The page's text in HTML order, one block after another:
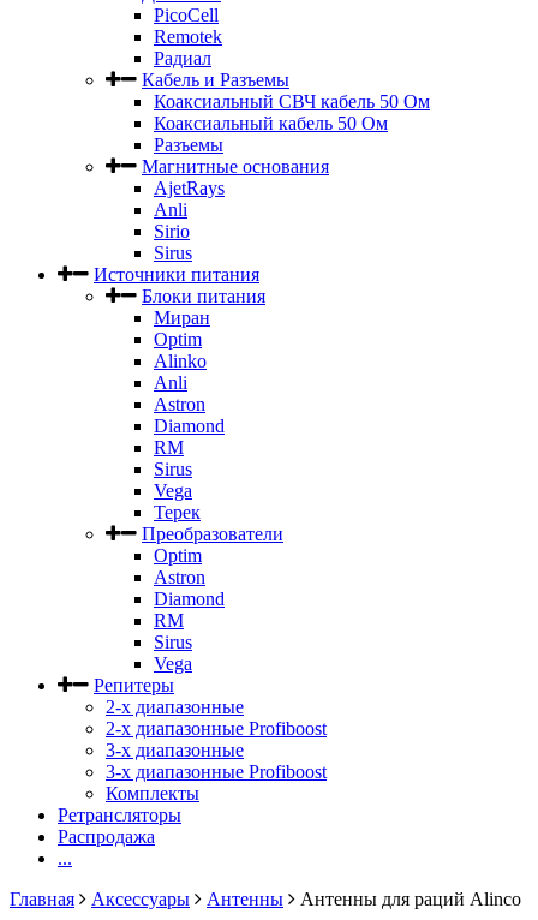
PicoCell
Remotek
Радиал
Кабель и Разъемы
Коаксиальный СВЧ кабель 50 Ом
Коаксиальный кабель 50 Ом
Разъемы
Магнитные основания
AjetRays
Anli
Sirio
Sirus
Источники питания
Блоки питания
Миран
Optim
Alinko
Anli
Astron
Diamond
RM
Sirus
Vega
Терек
Преобразователи
Optim
Astron
Diamond
RM
Sirus
Vega
Репитеры
2-х диапазонные
2-х диапазонные Profiboost
3-х диапазонные
3-х диапазонные Profiboost
Комплекты
Ретрансляторы
Распродажа
...
Главная
Аксессуары Антенны Антенны для раций Alinco